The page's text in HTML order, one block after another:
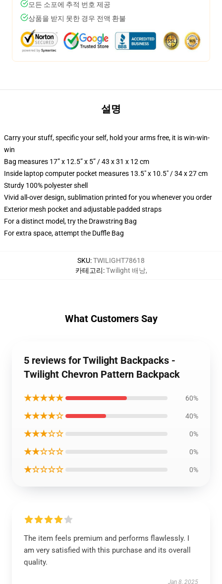
모든 소포에 추적 번호 제공
상품을 받지 못한 경우 전액 환불
설명
Carry your stuff, specific your self, hold your arms free, it is win-win-
win
Bag measures 17” x 12.5” x 5” / 43 x 31 x 12 cm
Inside laptop computer pocket measures 13.5" x 10.5" / 34 x 27 cm
Sturdy 100% polyester shell
Vivid all-over design, sublimation printed for you whenever you order
Exterior mesh pocket and adjustable padded straps
For a distinct model, try the Drawstring Bag
For extra space, attempt the Duffle Bag
SKU:TWILIGHT78618
카테고리:Twilight 배낭,
What Customers Say
5 reviews for Twilight Backpacks -
Twilight Chevron Pattern Backpack
★★★★★ 60%
★★★★☆ 40%
★★★☆☆ 0%
★★☆☆☆ 0%
★☆☆☆☆ 0%
The item feels premium and performs flawlessly. I
am very satisfied with this purchase and its overall
quality.
Jan 8, 2025